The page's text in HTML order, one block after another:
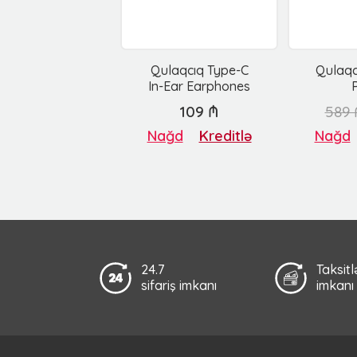
Qulaqcıq Type-C
In-Ear Earphones
109 ₼
Nağd Kreditlə
589
Nağd
24.7
sifariş imkanı
imkanı